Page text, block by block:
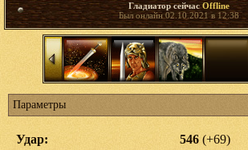
Гладиатор сейчасOffline
Был онлайн 02.10.2021 в 12:38
Параметры
Удар: 546(+69)